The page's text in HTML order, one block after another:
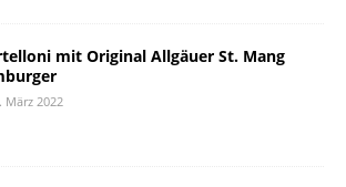
mit Original Allgäuer St. Mang
März 2022